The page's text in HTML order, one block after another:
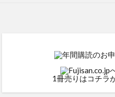
1冊売りはコチラ